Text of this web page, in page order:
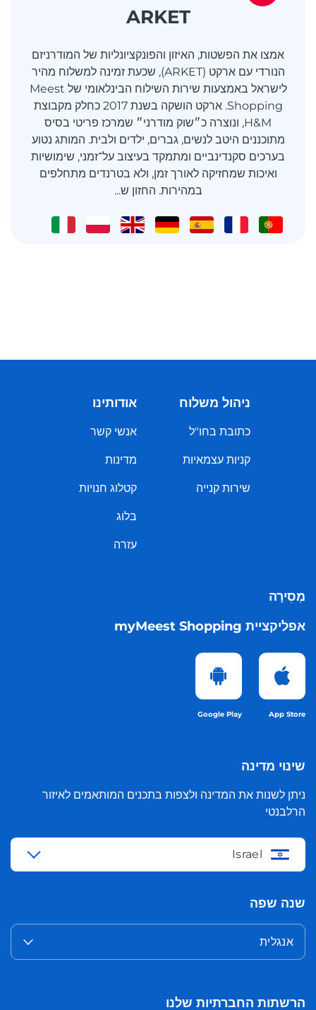
ARKET
אמצו את הפשטות, האיזון והפונקציונליות של המודרניזם
הנורדי עם ארקט (ARKET), שכעת זמינה למשלוח מהיר
לישראל באמצעות שירות השילוח הבינלאומי של Meest
Shopping. ארקט הושקה בשנת 2017 כחלק מקבוצת
H&M, ונוצרה כ״שוק מודרני״ שמרכז פריטי בסיס
מתוכננים היטב לנשים, גברים, ילדים ולבית. המותג נטוע
בערכים סקנדינביים ומתמקד בעיצוב על־זמני, שימושיות
ואיכות שמחזיקה לאורך זמן, ולא בטרנדים מתחלפים
במהירות. החזון ש...
ניהול משלוח
כתובת בחו"ל
קניות עצמאיות
שירות קנייה
אודותינו
אנשי קשר
מדינות
קטלוג חנויות
בלוג
עזרה
מְסִירָה
אפליקציית myMeest Shopping
App Store
Google Play
שינוי מדינה
ניתן לשנות את המדינה ולצפות בתכנים המותאמים לאיזור
הרלבנטי
Israel
שנה שפה
אנגלית
הרשתות החברתיות שלנו